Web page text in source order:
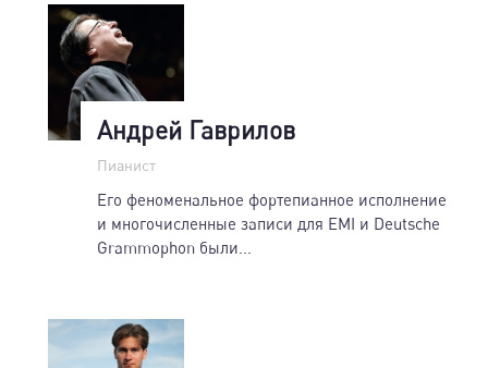
Андрей Гаврилов
Пианист
Его феноменальное фортепианное исполнение
и многочисленные записи для EMI и Deutsche
Grammophon были...